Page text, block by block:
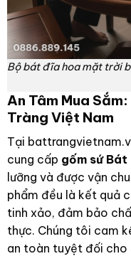
Bộ bát đĩa hoa mặt trời
An Tâm Mua
Tràng Việt Nam
Tại
cung cấp gốm sứ Bát
lưỡng và được vận
phẩm đều là kết quả
tinh xảo, đảm bảo
thực. Chúng tôi cam
an toàn tuyệt đối cho